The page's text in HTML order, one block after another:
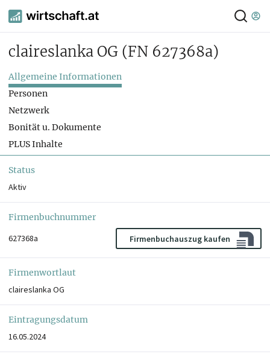
claireslanka OG (FN 627368a)
Allgemeine Informationen
Personen
Netzwerk
Bonität u. Dokumente
PLUS Inhalte
Status
Aktiv
Firmenbuchnummer
627368a
Firmenbuchauszug kaufen
Firmenwortlaut
claireslanka OG
Eintragungsdatum
16.05.2024